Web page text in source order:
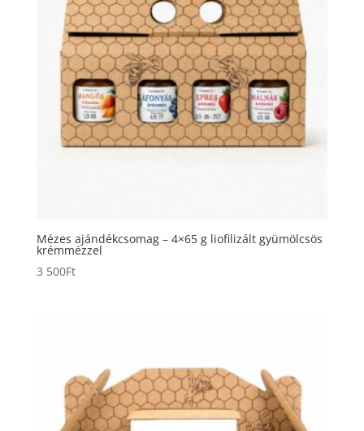
Mézes ajándékcsomag – 4×65 g liofilizált gyümölcsös
krémmézzel
3 500Ft